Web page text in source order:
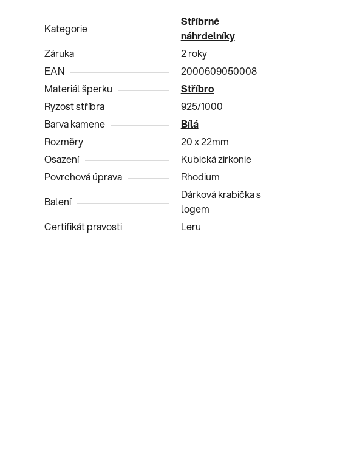
Kategorie
Stříbrné
náhrdelníky
Záruka
2 roky
EAN
2000609050008
Materiál šperku
Stříbro
Ryzost stříbra
925/1000
Barva kamene
Bílá
Rozměry
20 x 22mm
Osazení
Kubická zirkonie
Povrchová úprava
Rhodium
Balení
Dárková krabička s
logem
Certifikát pravosti
Leru